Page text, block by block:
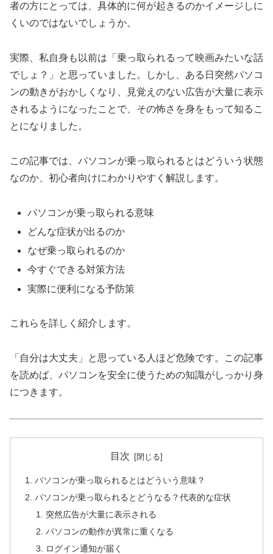
者の方にとっては、具体的に何が起きるのかイメージしに
くいのではないでしょうか。
実際、私自身も以前は「乗っ取られるって映画みたいな話
でしょ？」と思っていました。しかし、ある日突然パソコ
ンの動きがおかしくなり、見覚えのない広告が大量に表示
されるようになったことで、その怖さを身をもって知るこ
とになりました。
この記事では、パソコンが乗っ取られるとはどういう状態
なのか、初心者向けにわかりやすく解説します。
パソコンが乗っ取られる意味
どんな症状が出るのか
なぜ乗っ取られるのか
今すぐできる対策方法
実際に便利になる予防策
これらを詳しく紹介します。
「自分は大丈夫」と思っている人ほど危険です。この記事
を読めば、パソコンを安全に使うための知識がしっかり身
につきます。
目次
パソコンが乗っ取られるとはどういう意味？
パソコンが乗っ取られるとどうなる？代表的な症状
突然広告が大量に表示される
パソコンの動作が異常に重くなる
ログイン通知が届く